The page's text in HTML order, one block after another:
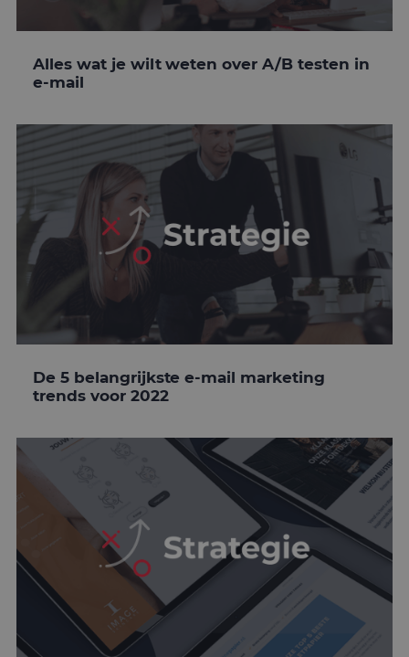
Alles wat je wilt weten over A/B testen in
e-mail
De 5 belangrijkste e-mail marketing
trends voor 2022